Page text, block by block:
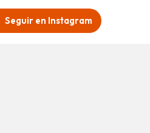
Seguir en Instagram